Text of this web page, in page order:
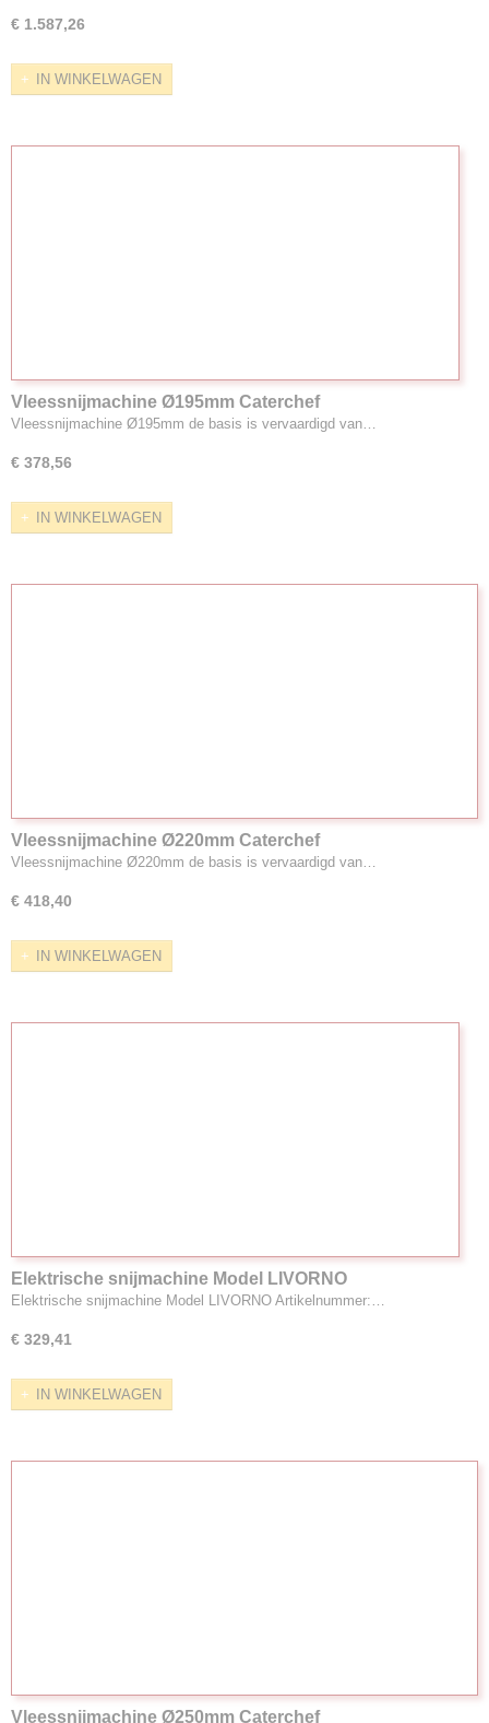
€ 1.587,26
IN WINKELWAGEN
Vleessnijmachine Ø195mm Caterchef
Vleessnijmachine Ø195mm de basis is vervaardigd van…
€ 378,56
IN WINKELWAGEN
Vleessnijmachine Ø220mm Caterchef
Vleessnijmachine Ø220mm de basis is vervaardigd van…
€ 418,40
IN WINKELWAGEN
Elektrische snijmachine Model LIVORNO
Elektrische snijmachine Model LIVORNO Artikelnummer:…
€ 329,41
IN WINKELWAGEN
Vleessnijmachine Ø250mm Caterchef